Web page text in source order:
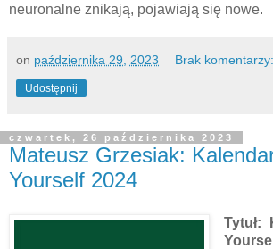
neuronalne znikają, pojawiają się nowe.
on października 29, 2023 Brak komentarzy:
Udostępnij
czwartek, 26 października 2023
Mateusz Grzesiak:
Yourself 2024
Tytuł: